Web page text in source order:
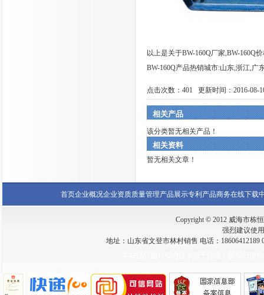
以上是关于BW-160Q厂家,BW-160Q
BW-160Q产品热销城市:山东,浙江,广
点击次数：401 更新时间：2016-08-
相关产品
该分类暂无相关产品！
相关资料
暂无相关文章！
首页企业概况企业资质质量管理产品展示专利产品商务在线下载
Copyright © 2012 威海市栋
强烈建议使
地址：山东省文登市林村销售 电话：18606412189